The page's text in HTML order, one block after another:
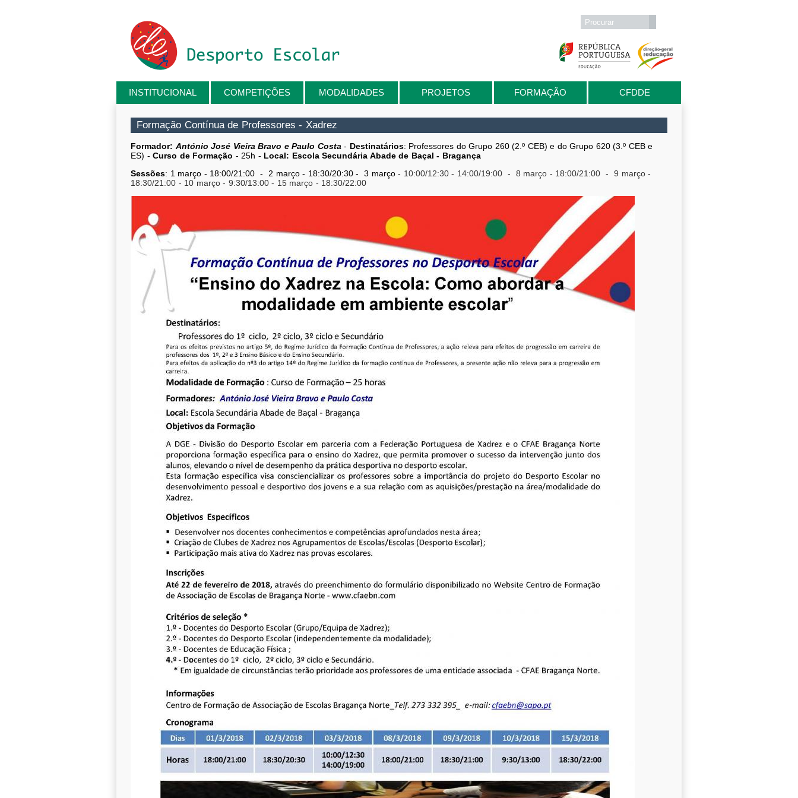
Formulário de procura
Procurar
INSTITUCIONAL COMPETIÇÕES MODALIDADES PROJETOS FORMAÇÃO CFDDE
Está aqui
Formação Contínua de Professores - Xadrez
Formador: António José Vieira Bravo e Paulo Costa - Destinatários: Professores do Grupo 260 (2.º CEB) e do Grupo 620 (3.º CEB e
ES) - Curso de Formação - 25h - Local: Escola Secundária Abade de Baçal - Bragança
Sessões: 1 março - 18:00/21:00 - 2 março - 18:30/20:30 - 3 março- 10:00/12:30 - 14:00/19:00 - 8 março - 18:00/21 :00 - 9 março-
18:30/21:00 - 10 março- 9:30/13:00 - 15março - 18:30/22:00